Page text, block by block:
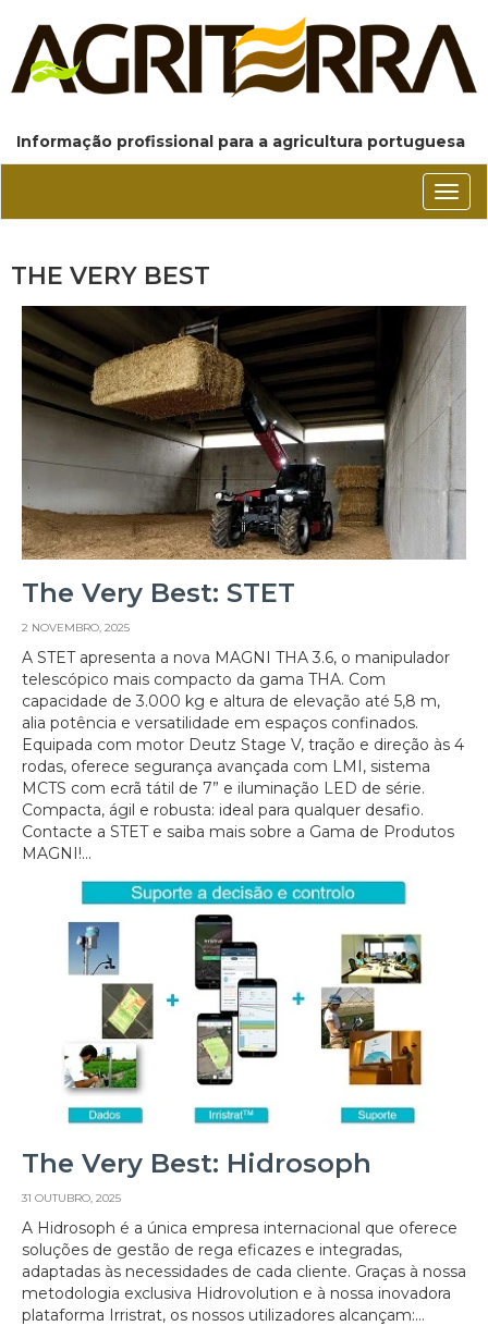
Informação profissional para a agricultura portuguesa
THE VERY BEST
The Very Best: STET
2 NOVEMBRO, 2025
A STET apresenta a nova MAGNI THA 3.6, o manipulador
telescópico mais compacto da gama THA. Com
capacidade de 3.000 kg e altura de elevação até 5,8 m,
alia potência e versatilidade em espaços confinados.
Equipada com motor Deutz Stage V, tração e direção às 4
rodas, oferece segurança avançada com LMI, sistema
MCTS com ecrã tátil de 7” e iluminação LED de série.
Compacta, ágil e robusta: ideal para qualquer desafio.
Contacte a STET e saiba mais sobre a Gama de Produtos
MAGNI!...
The Very Best: Hidrosoph
31 OUTUBRO, 2025
A Hidrosoph é a única empresa internacional que oferece
soluções de gestão de rega eficazes e integradas,
adaptadas às necessidades de cada cliente. Graças à nossa
metodologia exclusiva Hidrovolution e à nossa inovadora
plataforma Irristrat, os nossos utilizadores alcançam:...